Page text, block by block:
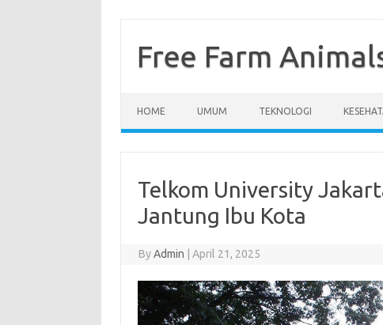
contentFree Farm
HOME UMUM TEKNOLOGI
Telkom University
Jantung Ibu Kota
ByAdmin April 21, 2025